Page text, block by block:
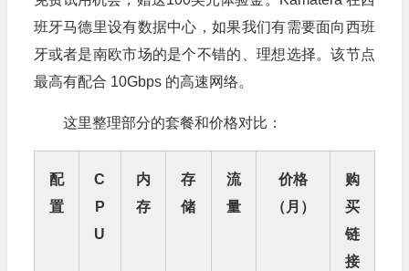
班牙马德里设有数据中心，如果我们有需要面向西班
牙或者是南欧市场的是个不错的、理想选择。该节点
最高有配合 10Gbps 的高速网络。
这里整理部分的套餐和价格对比：
配
置
C
P
U
内
存
存
储
流
量
价格
（月）
购
买
链
接